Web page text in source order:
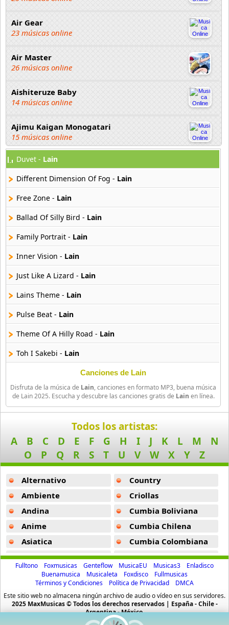
Air Gear
23 músicas online
Air Master
26 músicas online
Aishiteruze Baby
14 músicas online
Ajimu Kaigan Monogatari
15 músicas online
Akahori Gedou Hour Rabuge
29 músicas online
Akane Iro Ni Samoru Saka
26 músicas online
6 músicas online
Akikan
15 músicas online
Alejandro Arnais
3 músicas online
Amaenaideyo
26 músicas online
Amatsuki
20 músicas online
Angel Beats
39 músicas online
36 músicas online
Angel Sanctuary
Angelic Layer
3 músicas online
Ano Natsu De Matteru
52 músicas online
Another
Duvet - Lain
Different Dimension Of Fog - Lain
Free Zone - Lain
Ballad Of Silly Bird - Lain
Family Portrait - Lain
Inner Vision - Lain
Just Like A Lizard - Lain
Lains Theme - Lain
Pulse Beat - Lain
Theme Of A Hilly Road - Lain
Toh I Sakebi - Lain
Canciones de Lain
Disfruta de la música de Lain, canciones en formato MP3, buena música
de Lain 2025. Escucha y descubre las canciones gratis de Lain en línea.
Todos los artistas:
A
B C D E F G H I J K L M
N
O
P Q R S T U V W X Y Z
Alternativo
Ambiente
Andina
Anime
Asiatica
Atevip
Bachatas
Baladas
Baladas De Oro
Country
Criollas
Cumbia Boliviana
Cumbia Chilena
Cumbia Colombiana
Cumbia Ecuatoriana
Cumbia Mexicana
Cumbia Pop
Cumbia Surena
Cumbias
Fulltono Foxmusicas Genteflow MusicaEU Musicas3
Enladisco
Buenamusica
Musicaleta Foxdisco
Fullmusicas
Términos y Condiciones
Política de Privacidad
DMCA
Este sitio web no almacena ningún archivo de audio o vídeo en sus servidores.
2025 MaxMusicas © Todos los derechos reservados | España - Chile -
Argentina - México.